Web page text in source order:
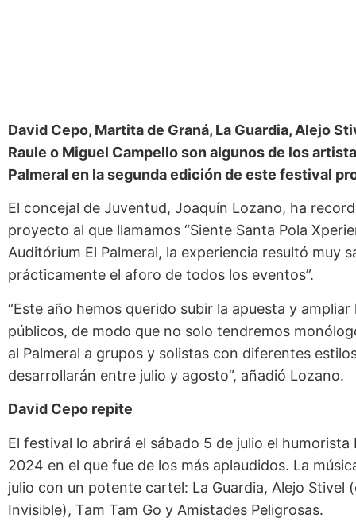
David Cepo, Martita de Graná, La Guardia, Alejo
Raule o Miguel Campello son algunos de los
Palmeral en la segunda edición de este festival
El concejal de Juventud, Joaquín Lozano, ha
proyecto al que llamamos “Siente Santa Pola
Auditórium El Palmeral, la experiencia resultó muy
prácticamente el aforo de todos los eventos”.
“Este año hemos querido subir la apuesta y
públicos, de modo que no solo tendremos
al Palmeral a grupos y solistas con diferentes
desarrollarán entre julio y agosto”, añadió Lozano.
David Cepo repite
El festival lo abrirá el sábado 5 de julio el
2024 en el que fue de los más aplaudidos. La
julio con un potente cartel: La Guardia, Alejo Stivel
Invisible), Tam Tam Go y Amistades Peligrosas.